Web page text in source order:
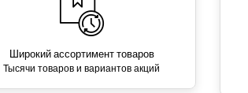
Широкий ассортимент товаров
Тысячи товаров и вариантов акций